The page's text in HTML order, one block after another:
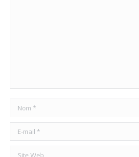
Nom *
E-mail *
Site Web